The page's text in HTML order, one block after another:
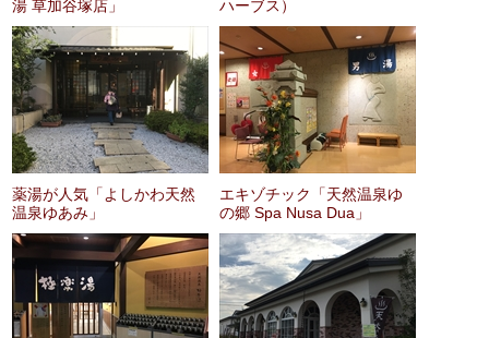
湯 草加谷塚店」
ハーブス）
薬湯が人気「よしかわ天然
温泉ゆあみ」
エキゾチック「天然温泉ゆ
の郷 Spa Nusa Dua」